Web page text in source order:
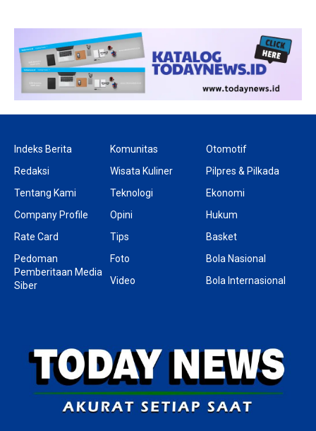
Indeks Berita
Redaksi
Tentang Kami
Company Profile
Rate Card
Pedoman
Pemberitaan Media
Siber
Komunitas
Wisata Kuliner
Teknologi
Opini
Tips
Foto
Video
Otomotif
Pilpres & Pilkada
Ekonomi
Hukum
Basket
Bola Nasional
Bola Internasional